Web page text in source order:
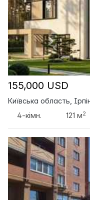
155,000 USD
Київська область,
4-кімн.
121 м2